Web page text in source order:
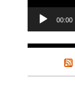
00:00